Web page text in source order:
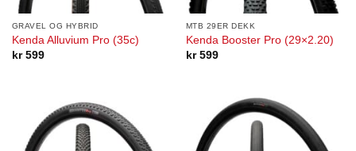
GRAVEL OG HYBRID
Kenda Alluvium Pro (35c)
kr599
MTB 29ER DEKK
Kenda Booster Pro (29×2.20)
kr599